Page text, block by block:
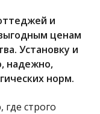
и
ценам
Установку и
надежно,
норм.
где строго